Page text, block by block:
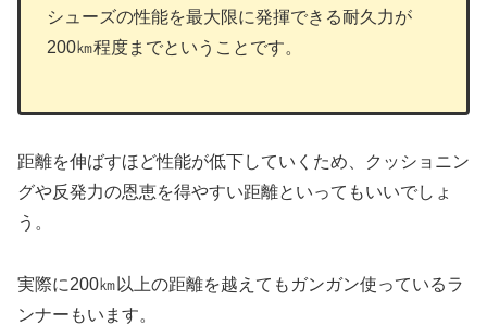
シューズの性能を最大限に発揮できる耐久力が
200㎞程度までということです。
距離を伸ばすほど性能が低下していくため、クッショニン
グや反発力の恩恵を得やすい距離といってもいいでしょ
う。
実際に200㎞以上の距離を越えてもガンガン使っているラ
ンナーもいます。